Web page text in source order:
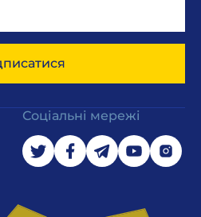
Соціальні мережі